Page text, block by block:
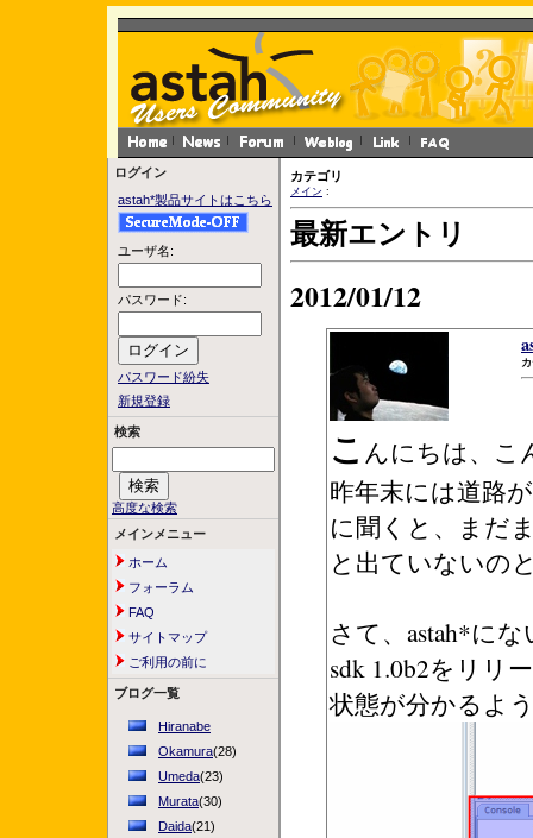
ログイン
astah*製品サイトはこちら
ユーザ名:
パスワード:
パスワード紛失
新規登録
検索
高度な検索
メインメニュー
ホーム
フォーラム
FAQ
サイトマップ
ご利用の前に
ブログ一覧
Hiranabe
Okamura(28)
Umeda(23)
Murata(30)
Daida(21)
カテゴリ
メイン :
最新エントリ
2012/01/12
こ んにちは、こ
昨年末には道路
に聞くと、まだ
と出ていないの
さて、astah*に
sdk 1.0b2をリリ
状態が分かるよ